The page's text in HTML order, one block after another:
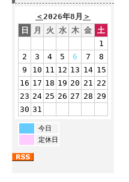
＜2026年8月 ＞
日
月 火 水 木 金 土
1
2
3 4 5 6 7
8
9
10 11 12 13 14 15
16 17 18 19 20 21 22
23 24 25 26 27 28 29
30 31
今日
定休日